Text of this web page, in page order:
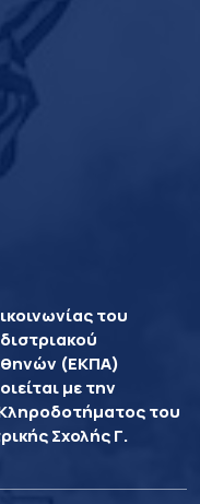
του
(ΕΚΠΑ)
με την
του
Σχολής Γ.